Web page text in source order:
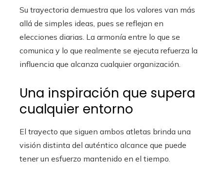
Su trayectoria demuestra que los valores van más
allá de simples ideas, pues se reflejan en
elecciones diarias. La armonía entre lo que se
comunica y lo que realmente se ejecuta refuerza la
influencia que alcanza cualquier organización.
Una inspiración que supera
cualquier entorno
El trayecto que siguen ambos atletas brinda una
visión distinta del auténtico alcance que puede
tener un esfuerzo mantenido en el tiempo.